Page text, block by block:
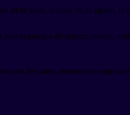
24 de junio, el lunes 29 de agosto, el
la práctica del turismo interno,
son descansos remunerados que no